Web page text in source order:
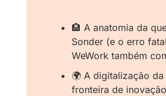
🏨 A anatomia da
Sonder (e o erro
WeWork também
🌍 A digitalização da
fronteira de